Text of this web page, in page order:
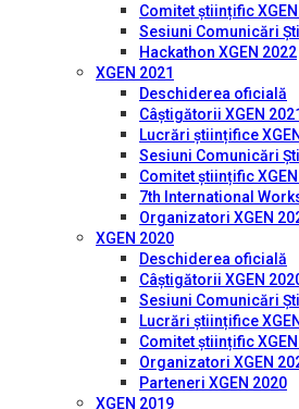
Comitet științific
Sesiuni Comunicări
Hackathon XGEN 2022
XGEN 2021
Deschiderea oficială
Câștigătorii XGEN 2021
Lucrări științifice
Sesiuni Comunicări
Comitet științific XGEN
7th International
Organizatori XGEN
XGEN 2020
Deschiderea oficială
Câștigătorii XGEN
Sesiuni Comunicări
Lucrări științifice
Comitet științific
Organizatori XGEN
Parteneri XGEN 2020
XGEN 2019